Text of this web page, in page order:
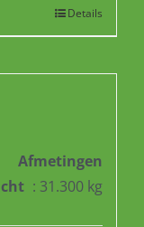
Details
Afmetingen
: 31.300 kg